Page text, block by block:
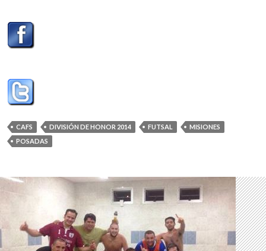
CAFS DIVISIÓN DE HONOR 2014 FUTSAL
MISIONES
POSADAS